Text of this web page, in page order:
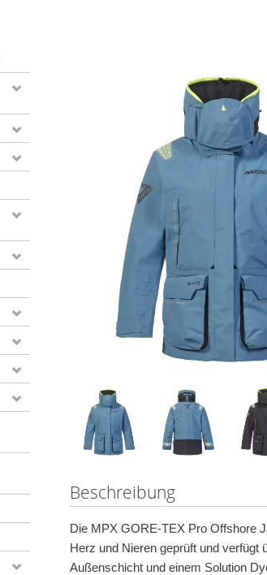
Beschreibung
Die MPX GORE-TEX Pro Offshore
Herz und Nieren geprüft und
Außenschicht und einem Solution